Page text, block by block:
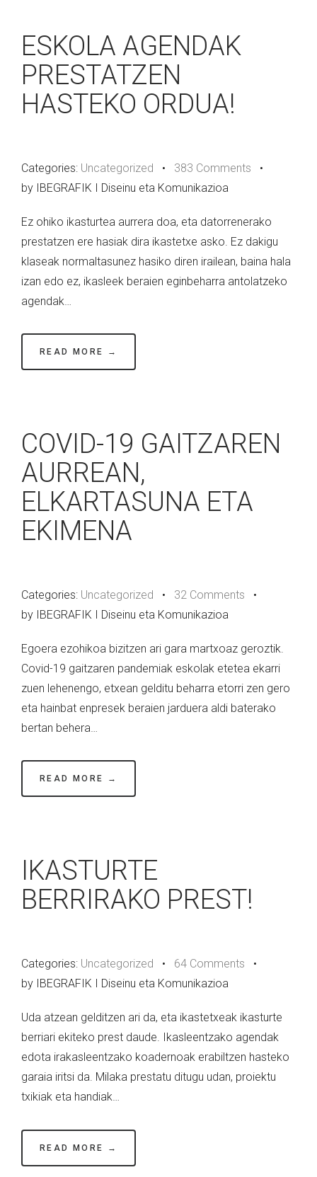
ESKOLA AGENDAK
PRESTATZEN
HASTEKO ORDUA!
Categories: Uncategorized • 383 Comments •
by IBEGRAFIK I Diseinu eta Komunikazioa
Ez ohiko ikasturtea aurrera doa, eta datorrenerako
prestatzen ere hasiak dira ikastetxe asko. Ez dakigu
klaseak normaltasunez hasiko diren irailean, baina hala
izan edo ez, ikasleek beraien eginbeharra antolatzeko
agendak…
READ MORE →
COVID-19 GAITZAREN
AURREAN,
ELKARTASUNA ETA
EKIMENA
Categories: Uncategorized • 32 Comments •
by IBEGRAFIK I Diseinu eta Komunikazioa
Egoera ezohikoa bizitzen ari gara martxoaz geroztik.
Covid-19 gaitzaren pandemiak eskolak etetea ekarri
zuen lehenengo, etxean gelditu beharra etorri zen gero
eta hainbat enpresek beraien jarduera aldi baterako
bertan behera…
READ MORE →
IKASTURTE
BERRIRAKO PREST!
Categories: Uncategorized • 64 Comments •
by IBEGRAFIK I Diseinu eta Komunikazioa
Uda atzean gelditzen ari da, eta ikastetxeak ikasturte
berriari ekiteko prest daude. Ikasleentzako agendak
edota irakasleentzako koadernoak erabiltzen hasteko
garaia iritsi da. Milaka prestatu ditugu udan, proiektu
txikiak eta handiak…
READ MORE →